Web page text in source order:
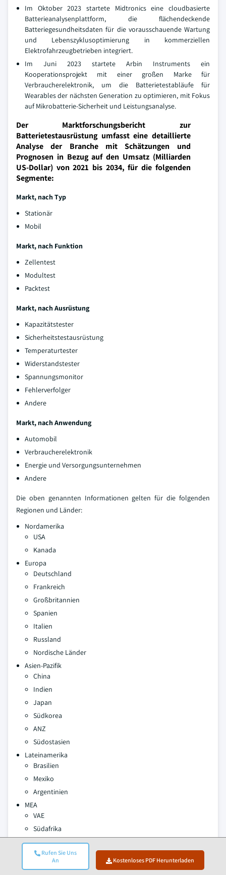
Rufen Sie Uns
An
Kostenloses PDF Herunterladen
Im Oktober 2023 startete Midtronics eine cloudbasierte
Batterieanalysenplattform, die flächendeckende
Batteriegesundheitsdaten für die vorausschauende Wartung
und Lebenszyklusoptimierung in kommerziellen
Elektrofahrzeugbetrieben integriert.
Im Juni 2023 startete Arbin Instruments ein
Kooperationsprojekt mit einer großen Marke für
Verbraucherelektronik, um die Batterietestabläufe für
Wearables der nächsten Generation zu optimieren, mit Fokus
auf Mikrobatterie-Sicherheit und Leistungsanalyse.
Der Marktforschungsbericht zur
Batterietestausrüstung umfasst eine detaillierte
Analyse der Branche mit Schätzungen und
Prognosen in Bezug auf den Umsatz (Milliarden
US-Dollar) von 2021 bis 2034, für die folgenden
Segmente:
Markt, nach Typ
Stationär
Mobil
Markt, nach Funktion
Zellentest
Modultest
Packtest
Markt, nach Ausrüstung
Kapazitätstester
Sicherheitstestausrüstung
Temperaturtester
Widerstandstester
Spannungsmonitor
Fehlerverfolger
Andere
Markt, nach Anwendung
Automobil
Verbraucherelektronik
Energie und Versorgungsunternehmen
Andere
Die oben genannten Informationen gelten für die folgenden
Regionen und Länder:
Nordamerika
USA
Kanada
Europa
Deutschland
Frankreich
Großbritannien
Spanien
Italien
Russland
Nordische Länder
Asien-Pazifik
China
Indien
Japan
Südkorea
ANZ
Südostasien
Lateinamerika
Brasilien
Mexiko
Argentinien
MEA
VAE
Südafrika
Saudi-Arabien